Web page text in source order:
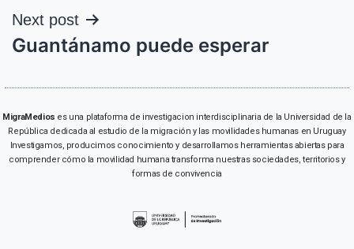
Next post
Guantánamo puede esperar
MigraMedios es una plataforma de investigacion interdisciplinaria de la Universidad de la
República dedicada al estudio de la migración y las movilidades humanas en Uruguay
Investigamos, producimos conocimiento y desarrollamos herramientas abiertas para
comprender cómo la movilidad humana transforma nuestras sociedades, territorios y
formas de convivencia